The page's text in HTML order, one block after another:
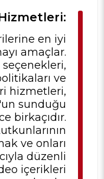
en iyi
amaçlar.
seçenekleri,
ve
hizmetleri,
sunduğu
birkaçıdır.
ve onları
düzenli
içerikleri